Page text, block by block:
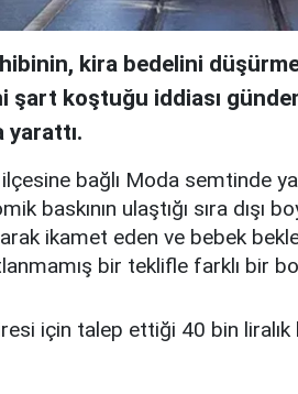
kira bedelini
şart koştuğu iddiası
yarattı.
bağlı Moda semtinde
baskının ulaştığı sıra
ikamet eden ve bebek
bir teklifle farklı bir
için talep ettiği 40 bin